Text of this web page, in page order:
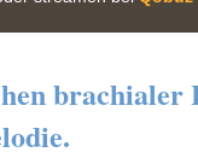
brachialer